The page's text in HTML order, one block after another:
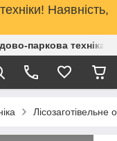
Наявність,
паркова техніка.
Лісозаготівельне